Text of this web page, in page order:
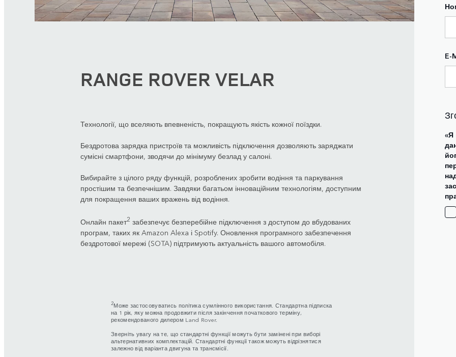
RANGE ROVER VELAR
Технології, що вселяють впевненість, покращують якість кожної поїздки.
Бездротова зарядка пристроїв та можливість підключення дозволяють заряджати
сумісні смартфони, зводячи до мінімуму безлад у салоні.
Вибирайте з цілого ряду функцій, розроблених зробити водіння та паркування
простішим та безпечнішим. Завдяки багатьом інноваційним технологіям, доступним
для покращення ваших вражень від водіння.
Онлайн пакет2 забезпечує безперебійне підключення з доступом до вбудованих
програм, таких як Amazon Alexa і Spotify. Оновлення програмного забезпечення
бездротової мережі (SOTA) підтримують актуальність вашого автомобіля.
2Може застосовуватись політика сумлінного використання. Стандартна підписка
на 1 рік, яку можна продовжити після закінчення початкового терміну,
рекомендованого дилером Land Rover.
Зверніть увагу на те, що стандартні функції можуть бути замінені при виборі
альтернативних комплектацій. Стандартні функції також можуть відрізнятися
залежно від варіанта двигуна та трансмісії.
E-
«Я